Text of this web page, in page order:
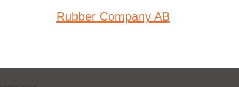
Rubber Company AB